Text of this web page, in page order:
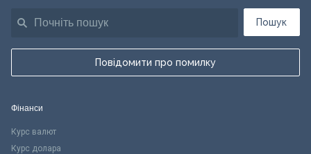
Пошук
Повідомити про помилку
Фінанси
Курс валют
Курс долара